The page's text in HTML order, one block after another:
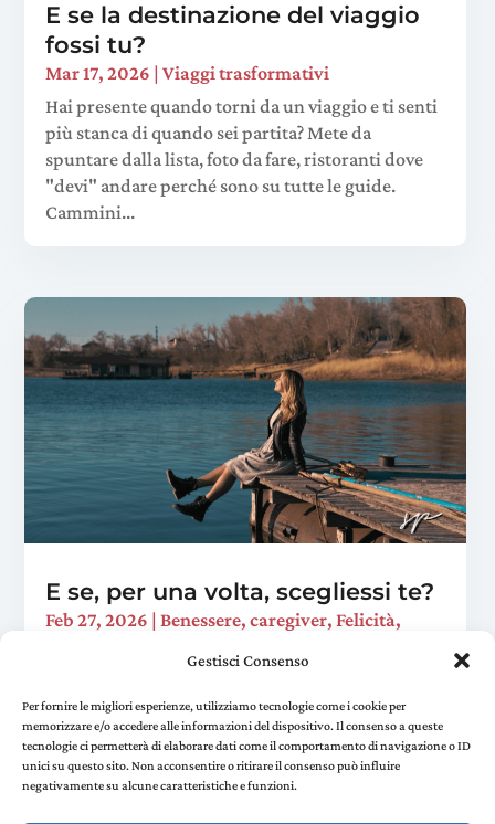
Gestisci Consenso
Per fornire le migliori esperienze, utilizziamo tecnologie come i cookie per
memorizzare e/o accedere alle informazioni del dispositivo. Il consenso a queste
tecnologie ci permetterà di elaborare dati come il comportamento di navigazione o ID
unici su questo sito. Non acconsentire o ritirare il consenso può influire
negativamente su alcune caratteristiche e funzioni.
E se la destinazione del viaggio
fossi tu?
Mar 17, 2026 |Viaggi trasformativi
Hai presente quando torni da un viaggio e ti senti
più stanca di quando sei partita? Mete da
spuntare dalla lista, foto da fare, ristoranti dove
"devi" andare perché sono su tutte le guide.
Cammini...
E se, per una volta, scegliessi te?
Feb 27, 2026 |Benessere,caregiver,Felicità,
la casa, risposto a quella mail che "ci voleva un
attimo". Ti siedi sul divano e realizzi che non hai
fatto una sola cosa per te in tutto il...